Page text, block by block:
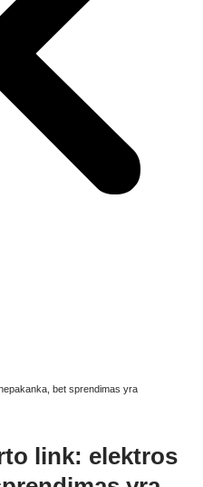
bet sprendimas yra
link: elektros